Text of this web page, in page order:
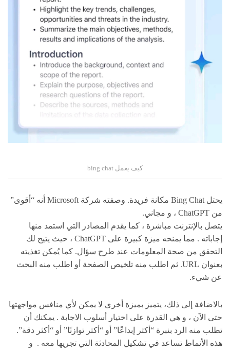
كيف يعمل bing chat
يحتل Bing Chat مكانة فريدة. وصفته شركة Microsoft أنه “أقوى”
من ChatGPT ، و مجاني.
يتصل بالإنترنت مباشرة ، كما يقدم المصادر التي استمد منها
إجاباته . مما يمنحه ميزة كبيرة على ChatGPT ، حيث يتيح لك
التحقق من صحة المعلومات عند طرح سؤال. كما يُمكن تغذيته
بعنوان URL. ثم اطلب منه تلخيص الصفحة أو اطلب منه البحث
عن شيء.
بالاضافة إلى ذلك، يتميز بميزة أخرى لا يمكن لأي منافس مواجهتها
حتى الآن ، و هي القدرة على اختيار أسلوب الاجابة . يمكنك أن
تطلب منه الرد بنبرة “أكثر إبداعًا” أو “أكثر توازنًا” أو “أكثر دقة”.
هذه الأنماط تساعد في تشكيل المحادثة التي تجريها معه . و